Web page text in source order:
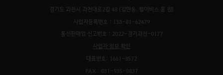
경기도 과천시 과천대로2길 48 (갈현동, 펄어비스 홈 원)
사업자등록번호 : 138-81-62479
통신판매업 신고번호 : 2022-경기과천-0177
사업자 정보 확인
대표번호: 1661-8572
FAX : 031-935-0837